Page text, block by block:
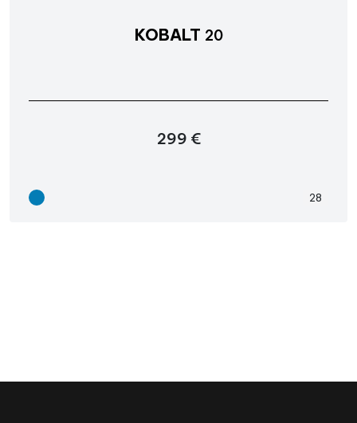
KOBALT 20
299 €
28